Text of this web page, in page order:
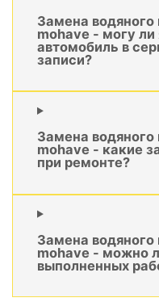
Замена
mohave - могу ли
автомобиль в
записи?
Замена
mohave - какие
при ремонте?
Замена
mohave - можно
выполненных